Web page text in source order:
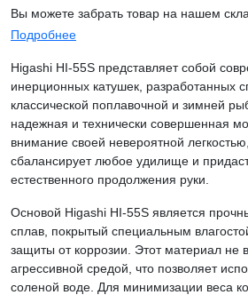
Вы можете забрать товар на нашем
Подробнее
Higashi HI-55S представляет собой
инерционных катушек, разработанных
классической поплавочной и зимней
надежная и технически совершенная
внимание своей невероятной
сбалансирует любое удилище и
естественного продолжения руки.
Основой Higashi HI-55S является
сплав, покрытый специальным
защиты от коррозии. Этот материал не
агрессивной средой, что позволяет
соленой воде. Для минимизации веса